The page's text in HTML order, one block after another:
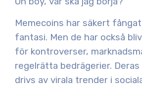
Memecoins har säkert
fantasi. Men de har också
för kontroverser,
regelrätta bedrägerier.
drivs av virala trender i